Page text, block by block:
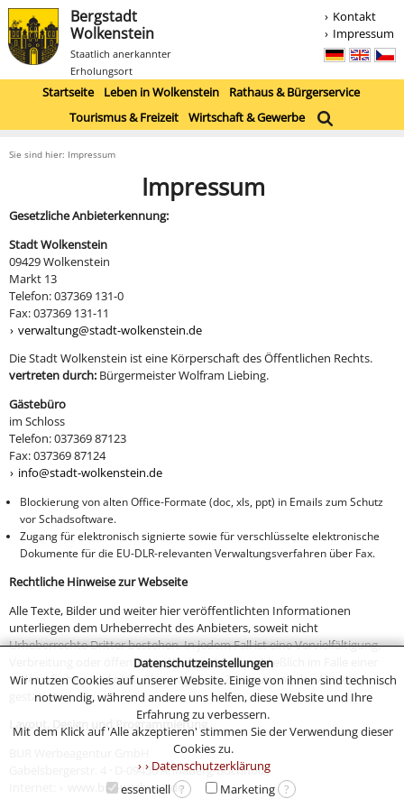
Datenschutzeinstellungen
Wir nutzen Cookies auf unserer Website. Einige von ihnen sind technisch
notwendig, während andere uns helfen, diese Website und Ihre
Erfahrung zu verbessern.
Mit dem Klick auf 'Alle akzeptieren' stimmen Sie der Verwendung dieser
Cookies zu.
› Datenschutzerklärung
essentiell? Marketing?
Bergstadt
Wolkenstein
Staatlich anerkannter
Erholungsort
Kontakt
Impressum
Startseite Leben in Wolkenstein
Rathaus & Bürgerservice
Tourismus & Freizeit
Wirtschaft & Gewerbe
Sie sind hier: Impressum
Impressum
Gesetzliche Anbieterkennung:
Stadt Wolkenstein
09429 Wolkenstein
Markt 13
Telefon: 037369 131-0
Fax: 037369 131-11
verwaltung@stadt-wolkenstein.de
Die Stadt Wolkenstein ist eine Körperschaft des Öffentlichen Rechts.
vertreten durch:Bürgermeister Wolfram Liebing.
Gästebüro
im Schloss
Telefon: 037369 87123
Fax: 037369 87124
info@stadt-wolkenstein.de
Blockierung von alten Office-Formate (doc, xls, ppt) in Emails zum Schutz
vor Schadsoftware.
Zugang für elektronisch signierte sowie für verschlüsselte elektronische
Dokumente für die EU-DLR-relevanten Verwaltungsverfahren über Fax.
Rechtliche Hinweise zur Webseite
Alle Texte, Bilder und weiter hier veröffentlichten Informationen
unterliegen dem Urheberrecht des Anbieters, soweit nicht
Urheberrechte Dritter bestehen. In jedem Fall ist eine Vervielfältigung,
Verbreitung oder öffentliche Wiedergabe ausschließlich im Falle einer
widerruflichen und nicht übertragbaren Zustimmung des Anbieters
gestattet.
Layout, Design und Programmierung
D-09456 Annaberg-Buchholz
www.bur-werbung.de